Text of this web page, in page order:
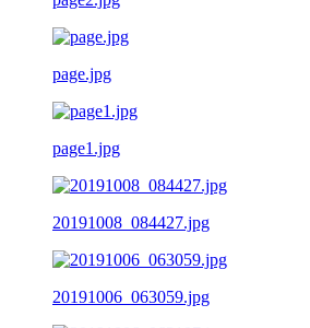
page.jpg
page1.jpg
20191008_084427.jpg
20191006_063059.jpg